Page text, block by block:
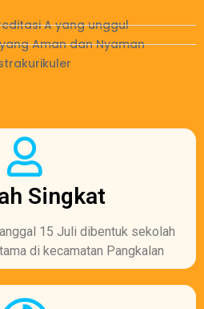
A yang unggul
Aman dan Nyaman
Singkat
15 Juli dibentuk sekolah
di kecamatan Pangkalan